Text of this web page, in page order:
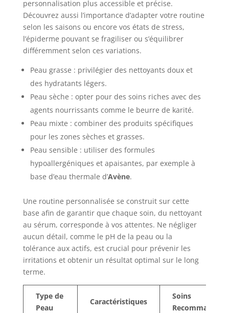
personnalisation plus accessible et précise.
Découvrez aussi l’importance d’adapter votre routine
selon les saisons ou encore vos états de stress,
l’épiderme pouvant se fragiliser ou s’équilibrer
différemment selon ces variations.
Peau grasse : privilégier des nettoyants doux et
des hydratants légers.
Peau sèche : opter pour des soins riches avec des
agents nourrissants comme le beurre de karité.
Peau mixte : combiner des produits spécifiques
pour les zones sèches et grasses.
Peau sensible : utiliser des formules
hypoallergéniques et apaisantes, par exemple à
base d’eau thermale d’Avène.
Une routine personnalisée se construit sur cette
base afin de garantir que chaque soin, du nettoyant
au sérum, corresponde à vos attentes. Ne négliger
aucun détail, comme le pH de la peau ou la
tolérance aux actifs, est crucial pour prévenir les
irritations et obtenir un résultat optimal sur le long
terme.
Type de
Peau
Caractéristiques
Soins
Recommandés